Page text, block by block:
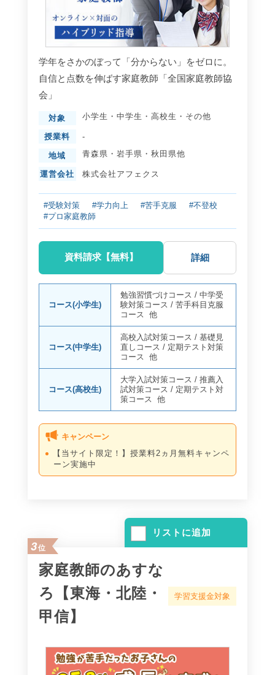
学年をさかのぼって「分からない」をゼロに。
自信と点数を伸ばす家庭教師「全国家庭教師協
会」
対象 小学生 ・ 中学生 ・ 高校生 ・ その他
授業料 -
地域 青森県 ・ 岩手県 ・ 秋田県他
運営会社 株式会社アフェクス
#受験対策 #学力向上 #苦手克服
#不登校
#プロ家庭教師
資料請求【無料】 詳細
コース(小学生)
勉強習慣づけコース /中学受
験対策コース /苦手科目克服
コース 他
コース(中学生)
高校入試対策コース /基礎見
直しコース /定期テスト対策
コース 他
コース(高校生)
大学入試対策コース /推薦入
試対策コース /定期テスト対
策コース 他
キャンペーン
【当サイト限定！】授業料2ヵ月無料キャンペ
ーン実施中
リストに追加
3位
家庭教師のあすな
ろ【東海・北陸・
甲信】
学習支援金対象